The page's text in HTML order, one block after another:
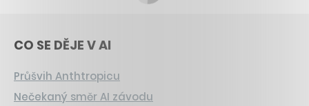
CO SE DĚJE V AI
Průšvih Anthtropicu
Nečekaný směr AI závodu